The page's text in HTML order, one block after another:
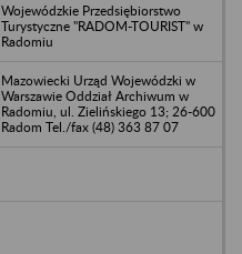
Wojewódzkie Przedsiębiorstwo
Turystyczne "RADOM-TOURIST" w
Radomiu
Mazowiecki Urząd Wojewódzki w
Warszawie Oddział Archiwum w
Radomiu, ul. Zielińskiego 13; 26-600
Radom Tel./fax (48) 363 87 07